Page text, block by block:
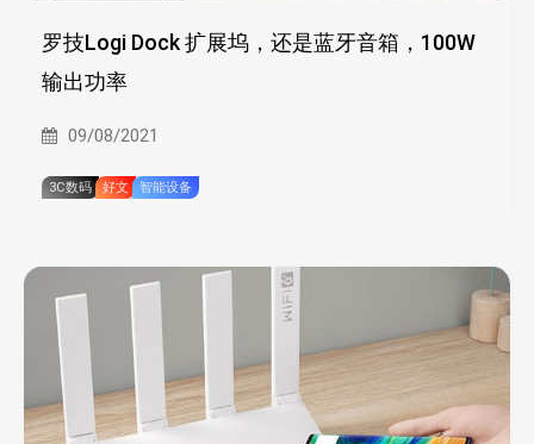
罗技Logi Dock 扩展坞，还是蓝牙音箱，100W
输出功率
09/08/2021
3C数码 好文 智能设备